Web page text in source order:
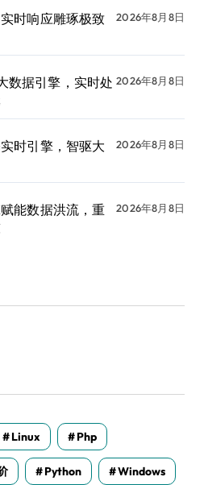
时响应雕琢极致
2026年8月8日
数据引擎，实时处 2026年8月8日
时引擎，智驱大
2026年8月8日
能数据洪流，重
2026年8月8日
Linux Php
Python Windows